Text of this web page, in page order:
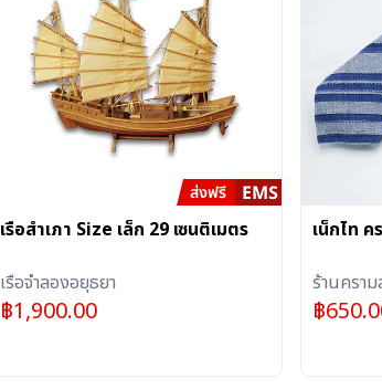
เรือสำเภา Size เล็ก 29 เซนติเมตร
เรือจำลองอยุธยา
฿1,900.00
เน็กไท
ร้านครา
฿